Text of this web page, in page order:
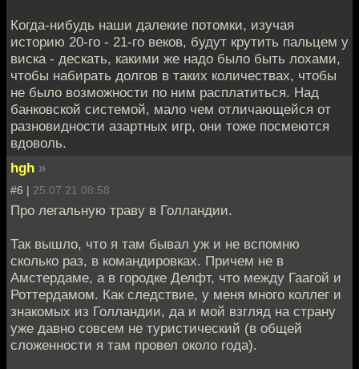
Когда-нибудь наши далекие потомки, изучая
историю 20-го - 21-го веков, будут крутить пальцем у
виска - дескать, какими же надо было быть лохами,
чтобы набирать долгов в таких количествах, чтобы
не было возможности по ним расплатиться. Над
банковской системой, мало чем отличающейся от
разновидности азартных игр, они тоже посмеются
вдоволь.
hgh »
#6 | 25.07.21 08:58
Про легальную траву в Голландии.
Так вышло, что я там бывал уж и не вспомню
сколько раз, в командировках. Причем не в
Амстердаме, а в городке Делфт, что между Гаагой и
Роттердамом. Как следствие, у меня много коллег и
знакомых из Голландии, да и мой взгляд на страну
уже давно совсем не туристический (в общей
сложенности я там провел около года).